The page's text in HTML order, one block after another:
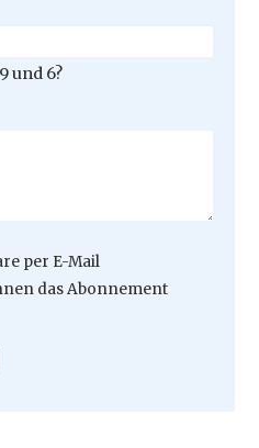
und 6?
per E-Mail
das Abonnement